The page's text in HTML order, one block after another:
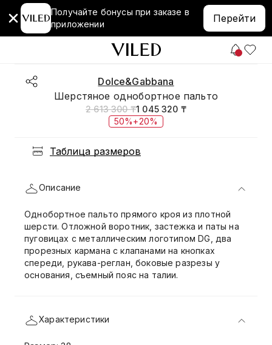
Получайте бонусы при заказе в
приложении
Перейти
Dolce&Gabbana
Шерстяное однобортное пальто
2 613 300 ₸1 045 320 ₸
50%+20%
Таблица размеров
Описание
Однобортное пальто прямого кроя из плотной
шерсти. Отложной воротник, застежка и паты на
пуговицах с металлическим логотипом DG, два
прорезных кармана с клапанами на кнопках
спереди, рукава-реглан, боковые разрезы у
основания, съемный пояс на талии.
Характеристики